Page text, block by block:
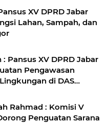
Lahan, Sampah, dan
Pansus XV DPRD Jabar
Pengawasan
di DAS
Rahmad : Komisi V
Penguatan Sarana